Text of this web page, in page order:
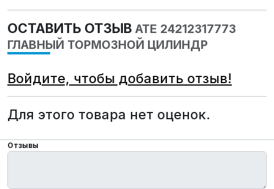
ОСТАВИТЬ ОТЗЫВ ATE 24212317773
ГЛАВНЫЙ ТОРМОЗНОЙ ЦИЛИНДР
Войдите, чтобы добавить отзыв!
Для этого товара нет оценок.
Отзывы